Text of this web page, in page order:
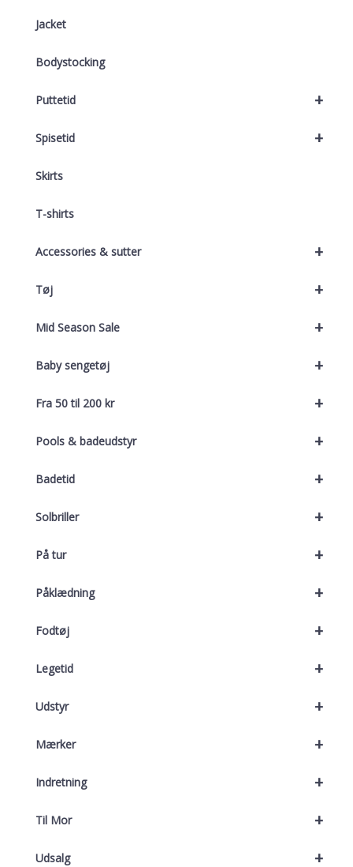
Jacket
Bodystocking
+
Puttetid
+
Spisetid
Skirts
T-shirts
+
Accessories & sutter
+
Tøj
+
Mid Season Sale
+
Baby sengetøj
+
Fra 50 til 200 kr
+
Pools & badeudstyr
+
Badetid
+
Solbriller
+
På tur
+
Påklædning
+
Fodtøj
+
Legetid
+
Udstyr
+
Mærker
+
Indretning
+
Til Mor
+
Udsalg